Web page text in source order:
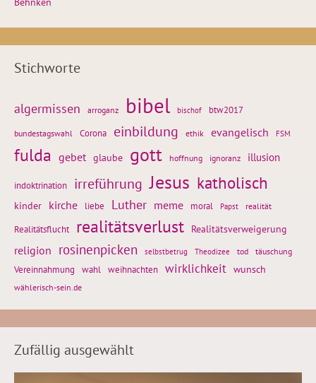
Stichworte
algermissen arroganz bibel bischof btw2017
bundestagswahl Corona einbildung ethik evangelisch FSM
fulda gebet glaube gott hoffnung ignoranz illusion
indoktrination irreführung Jesus katholisch
kinder kirche liebe Luther meme moral Papst realität
Realitätsflucht realitätsverlust Realitätsverweigerung
religion rosinenpicken selbstbetrug Theodizee tod täuschung
Vereinnahmung wahl weihnachten wirklichkeit wunsch
wählerisch-sein.de
Zufällig ausgewählt